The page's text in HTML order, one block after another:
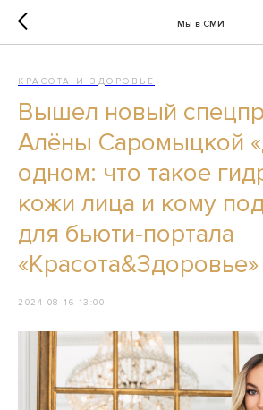
Мы в СМИ
КРАСОТА И ЗДОРОВЬЕ
Вышел новый
Алёны Саромыцкой
одном: что такое
кожи лица и кому
для бьюти-портала
«Красота&Здоровье»
2024-08-16 13:00